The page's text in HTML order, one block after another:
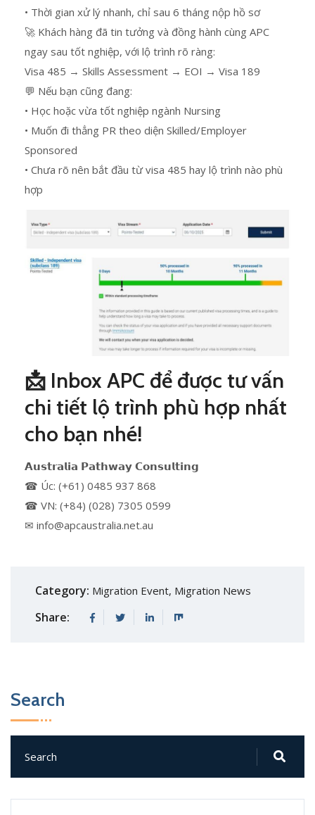
• Thời gian xử lý nhanh, chỉ sau 6 tháng nộp hồ sơ
🚀 Khách hàng đã tin tưởng và đồng hành cùng APC
ngay sau tốt nghiệp, với lộ trình rõ ràng:
Visa 485 → Skills Assessment → EOI → Visa 189
💬 Nếu bạn cũng đang:
• Học hoặc vừa tốt nghiệp ngành Nursing
• Muốn đi thẳng PR theo diện Skilled/Employer
Sponsored
• Chưa rõ nên bắt đầu từ visa 485 hay lộ trình nào phù
hợp
📩 Inbox APC để được tư vấn
chi tiết lộ trình phù hợp nhất
cho bạn nhé!
𝗔𝘂𝘀𝘁𝗿𝗮𝗹𝗶𝗮 𝗣𝗮𝘁𝗵𝘄𝗮𝘆 𝗖𝗼𝗻𝘀𝘂𝗹𝘁𝗶𝗻𝗴
☎ Úc: (+61) 0485 937 868
☎ VN: (+84) (028) 7305 0599
✉ info@apcaustralia.net.au
Category: Migration Event, Migration News
Share:
Search